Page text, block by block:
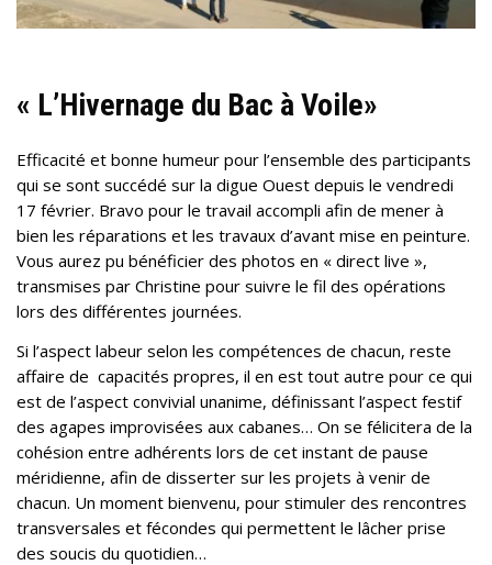
« L’Hivernage du Bac à Voile»
Efficacité et bonne humeur pour l’ensemble des participants
qui se sont succédé sur la digue Ouest depuis le vendredi
17 février. Bravo pour le travail accompli afin de mener à
bien les réparations et les travaux d’avant mise en peinture.
Vous aurez pu bénéficier des photos en « direct live »,
transmises par Christine pour suivre le fil des opérations
lors des différentes journées.
Si l’aspect labeur selon les compétences de chacun, reste
affaire de capacités propres, il en est tout autre pour ce qui
est de l’aspect convivial unanime, définissant l’aspect festif
des agapes improvisées aux cabanes… On se félicitera de la
cohésion entre adhérents lors de cet instant de pause
méridienne, afin de disserter sur les projets à venir de
chacun. Un moment bienvenu, pour stimuler des rencontres
transversales et fécondes qui permettent le lâcher prise
des soucis du quotidien…